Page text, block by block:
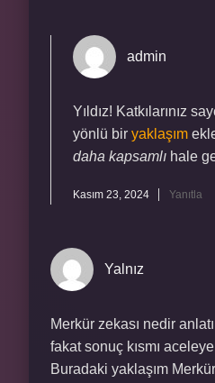
admin
Yıldız! Katkılarınız
yönlü bir yaklaşım
daha kapsamlı hale
Kasım 23, 2024 Yanıtla
Yalnız
Merkür zekası nedir
fakat sonuç kısmı
Buradaki yaklaşım